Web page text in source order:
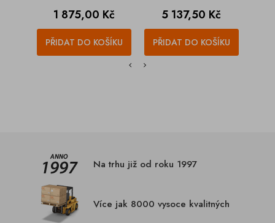
Cena
1 875,00 Kč
PŘIDAT DO KOŠÍKU
Cena
5 137,50 Kč
PŘIDAT DO KOŠÍKU
Na trhu již od roku 1997
Více jak 8000 vysoce kvalitných